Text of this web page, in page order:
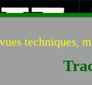
techniques,